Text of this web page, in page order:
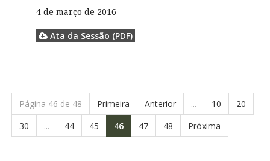
4 de março de 2016
Ata da Sessão (PDF)
Página 46 de 48 Primeira Anterior ... 10
20
30
... 44 45 46 47 48 Próxima